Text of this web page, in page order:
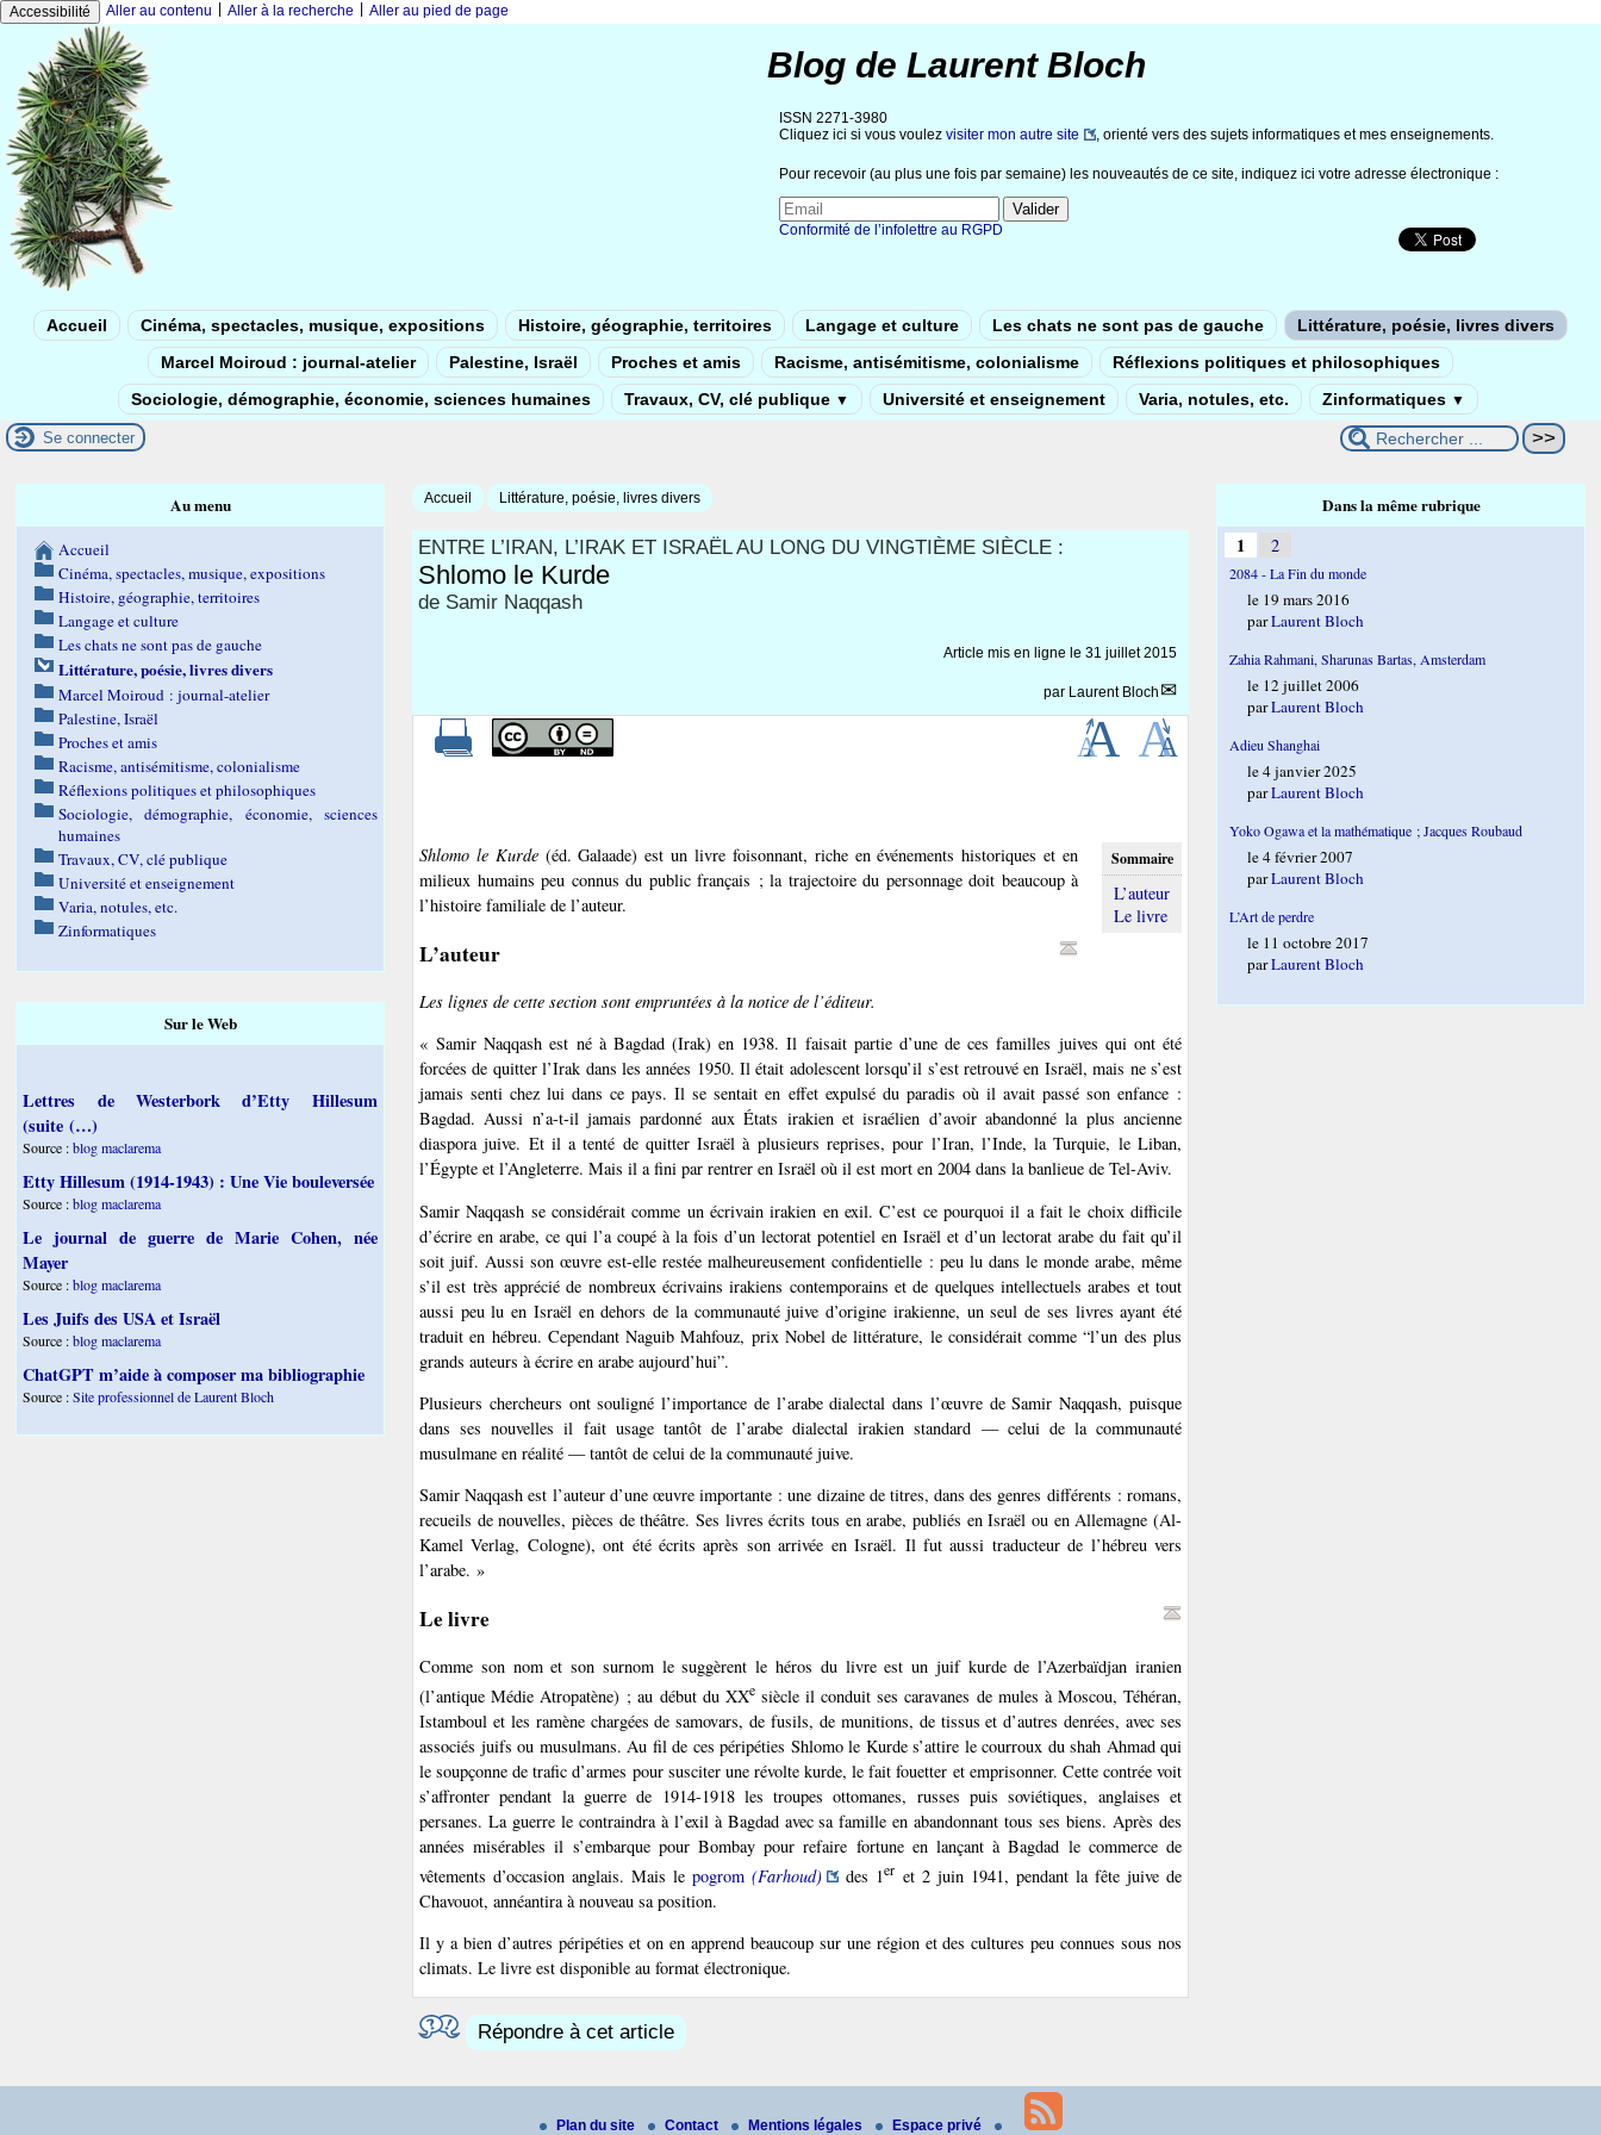
Accessibilité Aller au contenu Aller à la recherche Aller au pied de page
Blog de Laurent Bloch
ISSN 2271-3980
Cliquez ici si vous voulez visiter mon autre site , orienté vers des sujets informatiques et mes enseignements.
Pour recevoir (au plus une fois par semaine) les nouveautés de ce site, indiquez ici votre adresse électronique :
Conformité de l’infolettre au RGPD
Accueil Cinéma, spectacles, musique, expositions Histoire, géographie, territoires Langage et culture Les chats ne sont pas de gauche
Littérature, poésie, livres divers
Marcel Moiroud : journal-atelier
Palestine, Israël Proches et amis Racisme, antisémitisme, colonialisme
Réflexions politiques et philosophiques
Sociologie, démographie, économie, sciences humaines
Travaux, CV, clé publique ▼ Université et enseignement Varia, notules, etc. Zinformatiques ▼
Se connecter
Accueil Littérature, poésie, livres divers
ENTRE L’IRAN, L’IRAK ET ISRAËL AU LONG DU VINGTIÈME SIÈCLE :
Shlomo le Kurde
de Samir Naqqash
Article mis en ligne le 31 juillet 2015
par Laurent Bloch
Sommaire
L’auteur
Le livre
Shlomo le Kurde(éd. Galaade) est un livre foisonnant, riche en événements historiques et en
milieux humains peu connus du public français ; la trajectoire du personnage doit beaucoup à
l’histoire familiale de l’auteur.
L’auteur
Les lignes de cette section sont empruntées à la notice de l’éditeur.
« Samir Naqqash est né à Bagdad (Irak) en 1938. Il faisait partie d’une de ces familles juives qui ont été
forcées de quitter l’Irak dans les années 1950. Il était adolescent lorsqu’il s’est retrouvé en Israël, mais ne s’est
jamais senti chez lui dans ce pays. Il se sentait en effet expulsé du paradis où il avait passé son enfance :
Bagdad. Aussi n’a-t-il jamais pardonné aux États irakien et israélien d’avoir abandonné la plus ancienne
diaspora juive. Et il a tenté de quitter Israël à plusieurs reprises, pour l’Iran, l’Inde, la Turquie, le Liban,
l’Égypte et l’Angleterre. Mais il a fini par rentrer en Israël où il est mort en 2004 dans la banlieue de Tel-Aviv.
Samir Naqqash se considérait comme un écrivain irakien en exil. C’est ce pourquoi il a fait le choix difficile
d’écrire en arabe, ce qui l’a coupé à la fois d’un lectorat potentiel en Israël et d’un lectorat arabe du fait qu’il
soit juif. Aussi son œuvre est-elle restée malheureusement confidentielle : peu lu dans le monde arabe, même
s’il est très apprécié de nombreux écrivains irakiens contemporains et de quelques intellectuels arabes et tout
aussi peu lu en Israël en dehors de la communauté juive d’origine irakienne, un seul de ses livres ayant été
traduit en hébreu. Cependant Naguib Mahfouz, prix Nobel de littérature, le considérait comme “l’un des plus
grands auteurs à écrire en arabe aujourd’hui”.
Plusieurs chercheurs ont souligné l’importance de l’arabe dialectal dans l’œuvre de Samir Naqqash, puisque
dans ses nouvelles il fait usage tantôt de l’arabe dialectal irakien standard — celui de la communauté
musulmane en réalité — tantôt de celui de la communauté juive.
Samir Naqqash est l’auteur d’une œuvre importante : une dizaine de titres, dans des genres différents : romans,
recueils de nouvelles, pièces de théâtre. Ses livres écrits tous en arabe, publiés en Israël ou en Allemagne (Al-
Kamel Verlag, Cologne), ont été écrits après son arrivée en Israël. Il fut aussi traducteur de l’hébreu vers
l’arabe. »
Le livre
Comme son nom et son surnom le suggèrent le héros du livre est un juif kurde de l’Azerbaïdjan iranien
(l’antique Médie Atropatène) ; au début du XXesiècle il conduit ses caravanes de mules à Moscou, Téhéran,
Istamboul et les ramène chargées de samovars, de fusils, de munitions, de tissus et d’autres denrées, avec ses
associés juifs ou musulmans. Au fil de ces péripéties Shlomo le Kurde s’attire le courroux du shah Ahmad qui
le soupçonne de trafic d’armes pour susciter une révolte kurde, le fait fouetter et emprisonner. Cette contrée voit
s’affronter pendant la guerre de 1914-1918 les troupes ottomanes, russes puis soviétiques, anglaises et
persanes. La guerre le contraindra à l’exil à Bagdad avec sa famille en abandonnant tous ses biens. Après des
années misérables il s’embarque pour Bombay pour refaire fortune en lançant à Bagdad le commerce de
vêtements d’occasion anglais. Mais lepogrom(Farhoud) des 1er et 2 juin 1941, pendant la fête juive de
Chavouot, annéantira à nouveau sa position.
Il y a bien d’autres péripéties et on en apprend beaucoup sur une région et des cultures peu connues sous nos
climats. Le livre est disponible au format électronique.
Répondre à cet article
Au menu
Accueil
Cinéma, spectacles, musique, expositions
Histoire, géographie, territoires
Langage et culture
Les chats ne sont pas de gauche
Littérature, poésie, livres divers
Marcel Moiroud : journal-atelier
Palestine, Israël
Proches et amis
Racisme, antisémitisme, colonialisme
Réflexions politiques et philosophiques
Sociologie, démographie, économie, sciences
humaines
Travaux, CV, clé publique
Université et enseignement
Varia, notules, etc.
Zinformatiques
Sur le Web
Lettres de Westerbork d’Etty Hillesum
(suite (…)
Source :blog maclarema
Etty Hillesum (1914-1943) : Une Vie bouleversée
Source :blog maclarema
Le journal de guerre de Marie Cohen, née
Mayer
Source :blog maclarema
Les Juifs des USA et Israël
Source :blog maclarema
ChatGPT m’aide à composer ma bibliographie
Source :Site professionnel de Laurent Bloch
Dans la même rubrique
1 2
2084 - La Fin du monde
le 19 mars 2016
parLaurent Bloch
Zahia Rahmani, Sharunas Bartas, Amsterdam
le 12 juillet 2006
parLaurent Bloch
Adieu Shanghai
le 4 janvier 2025
parLaurent Bloch
Yoko Ogawa et la mathématique ; Jacques Roubaud
le 4 février 2007
parLaurent Bloch
L’Art de perdre
le 11 octobre 2017
parLaurent Bloch
Plan du site Contact Mentions légales Espace privé